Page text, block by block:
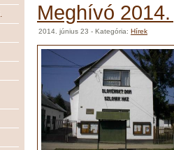
Meghívó
2014. június 23 - Kategória: Hírek